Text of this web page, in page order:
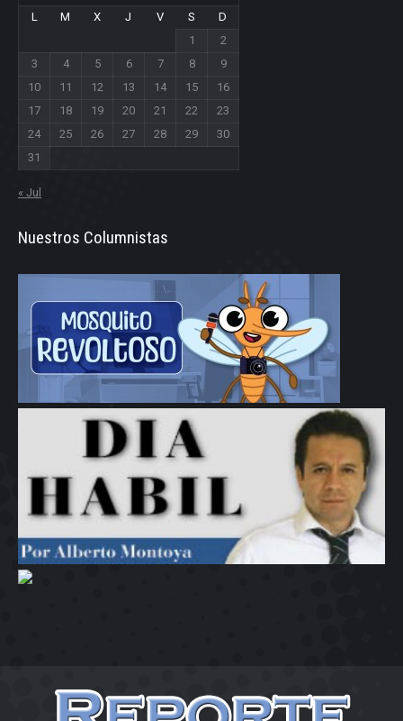
L
M X J V S
D
1
2
3
4 5 6 7 8
9
10
11 12 13 14 15
16
17
18 19 20 21 22
23
24
25 26 27 28 29
30
31
« Jul
Nuestros Columnistas